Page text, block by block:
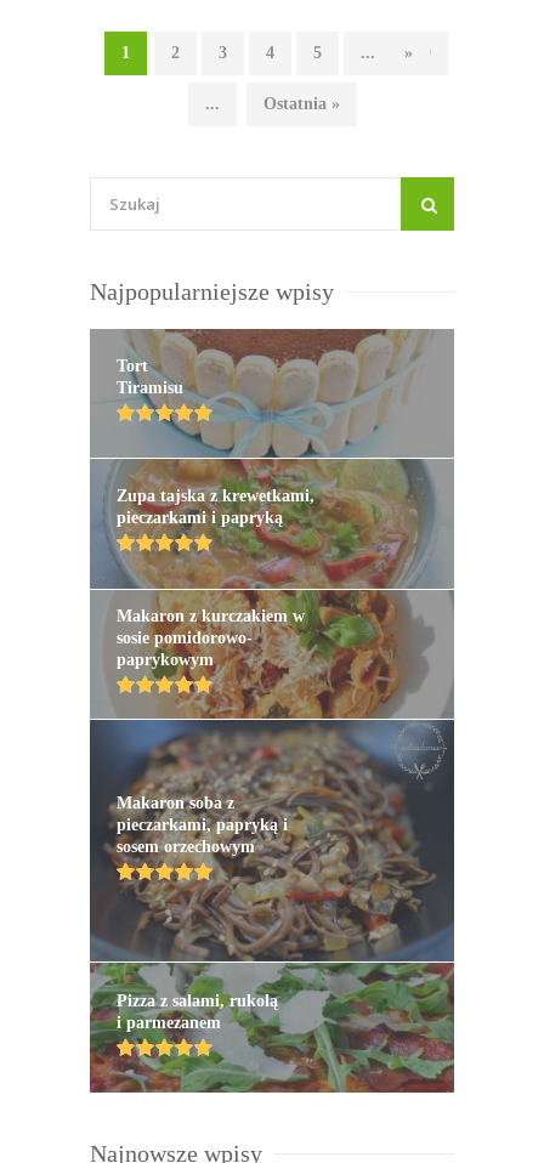
1 2 3 4 5 ... 10
...
»
Ostatnia »
Najpopularniejsze wpisy
Tort
Tiramisu
Zupa tajska z krewetkami,
pieczarkami i papryką
Makaron z kurczakiem w
sosie pomidorowo-
paprykowym
Makaron soba z
pieczarkami, papryką i
sosem orzechowym
Pizza z salami, rukolą
i parmezanem
Najnowsze wpisy